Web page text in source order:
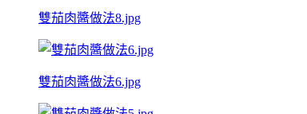
雙茄肉醬做法8.jpg
雙茄肉醬做法6.jpg